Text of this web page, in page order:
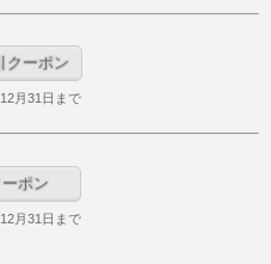
クーポン
月31日まで
ポン
月31日まで